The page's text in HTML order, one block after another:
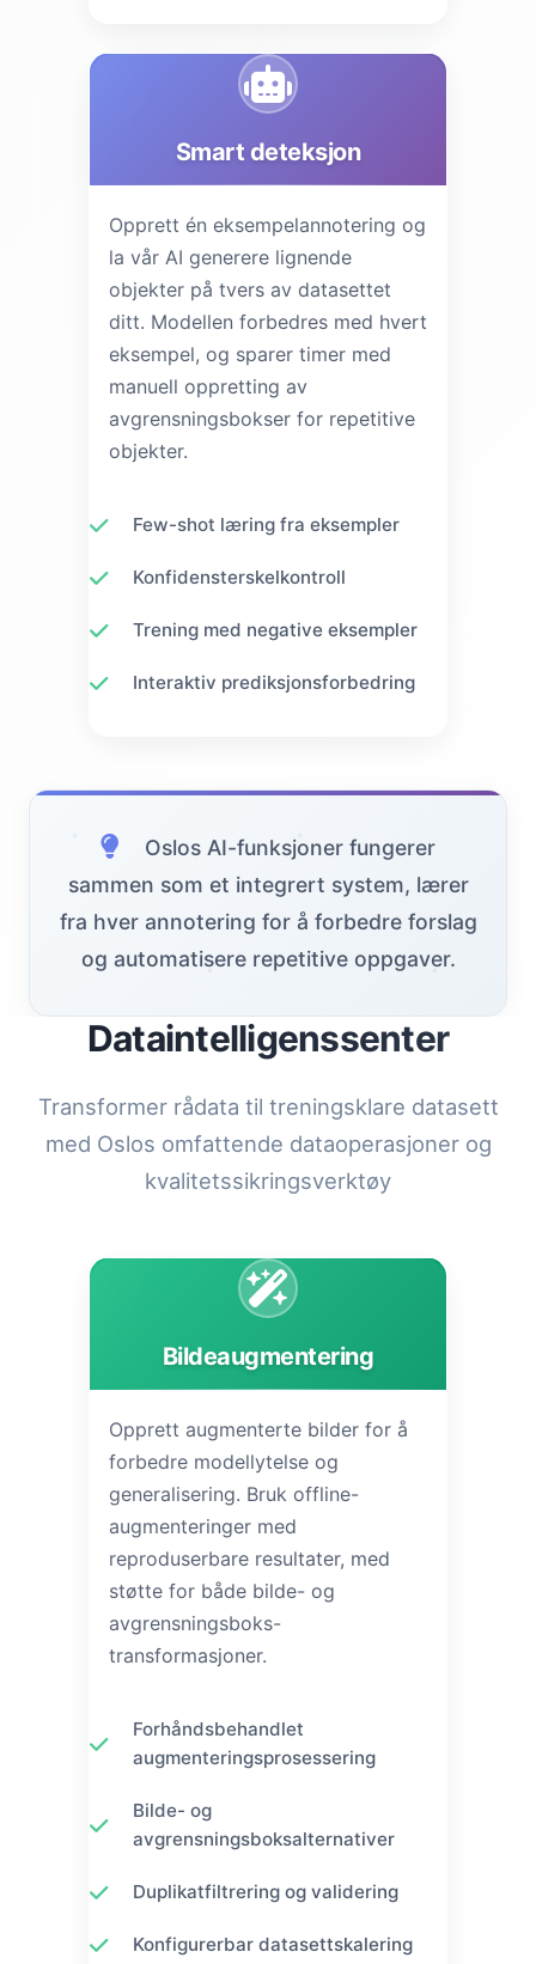
Smart deteksjon
Opprett én eksempelannotering og
la vår AI generere lignende
objekter på tvers av datasettet
ditt. Modellen forbedres med hvert
eksempel, og sparer timer med
manuell oppretting av
avgrensningsbokser for repetitive
objekter.
Few-shot læring fra eksempler
Konfidensterskelkontroll
Trening med negative eksempler
Interaktiv prediksjonsforbedring
Oslos AI-funksjoner fungerer
sammen som et integrert system, lærer
fra hver annotering for å forbedre forslag
og automatisere repetitive oppgaver.
Dataintelligenssenter
Transformer rådata til treningsklare datasett
med Oslos omfattende dataoperasjoner og
kvalitetssikringsverktøy
Bildeaugmentering
Opprett augmenterte bilder for å
forbedre modellytelse og
generalisering. Bruk offline-
augmenteringer med
reproduserbare resultater, med
støtte for både bilde- og
avgrensningsboks-
transformasjoner.
Forhåndsbehandlet
augmenteringsprosessering
Bilde- og
avgrensningsboksalternativer
Duplikatfiltrering og validering
Konfigurerbar datasettskalering